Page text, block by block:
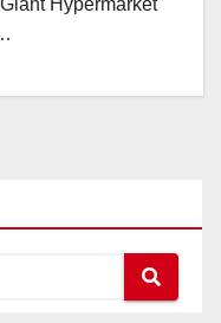
Hypermarket